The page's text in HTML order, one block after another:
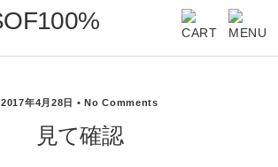
2017年4月28日 • No Comments
見て確認